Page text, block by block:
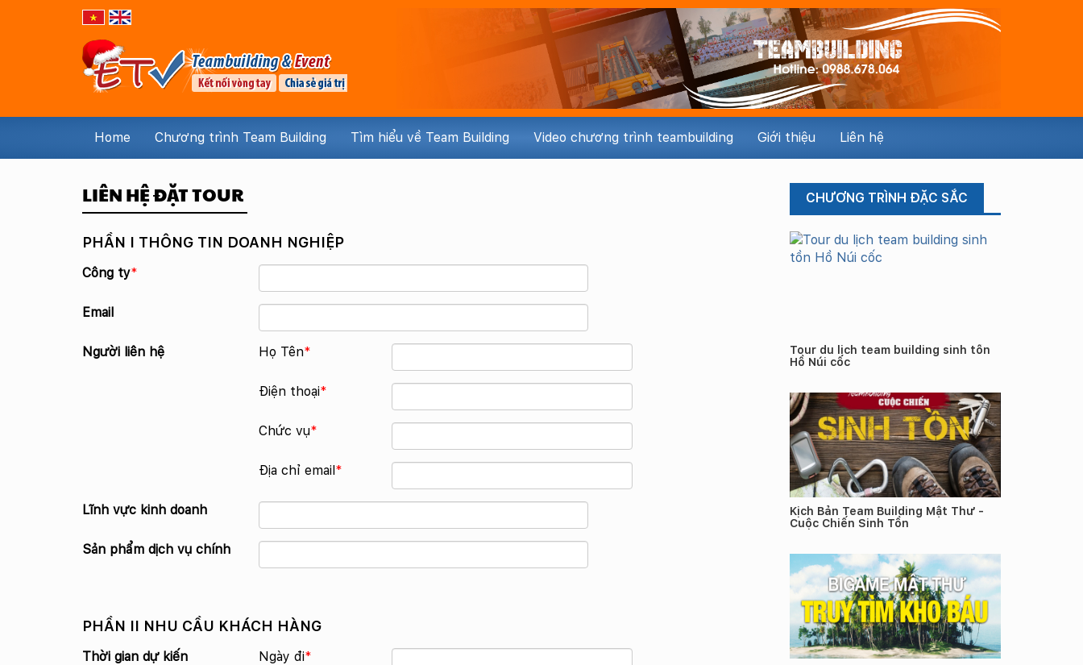
Home Chương trình Team Building Tìm hiểu về Team Building Video chương trình teambuilding Giới thiệu Liên hệ
LIÊN HỆ ĐẶT TOUR
PHẦN I THÔNG TIN DOANH NGHIỆP
Công ty*
Email
Người liên hệ Họ Tên*
Điện thoại*
Chức vụ*
Địa chỉ email*
Lĩnh vực kinh doanh
Sản phẩm dịch vụ chính
PHẦN II NHU CẦU KHÁCH HÀNG
Thời gian dự kiến Ngày đi*
CHƯƠNG TRÌNH ĐẶC SẮC
Tour du lịch team building sinh tồn
Hồ Núi cốc
Kịch Bản Team Building Mật Thư -
Cuộc Chiến Sinh Tồn